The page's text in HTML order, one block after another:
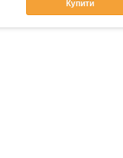
Купити